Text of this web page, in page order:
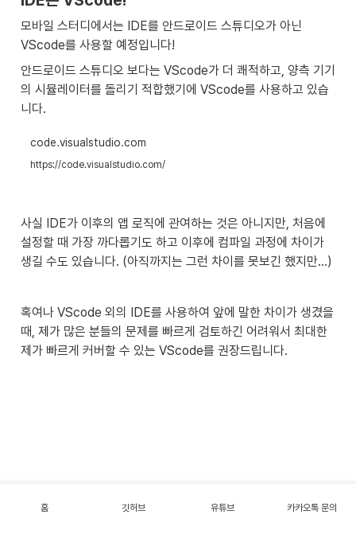
모바일 스터디에서는 IDE를 안드로이드 스튜디오가 아닌
VScode를 사용할 예정입니다!
안드로이드 스튜디오 보다는 VScode가 더 쾌적하고, 양측 기기
의 시뮬레이터를 돌리기 적합했기에 VScode를 사용하고 있습
니다.
code.visualstudio.com
https://code.visualstudio.com/
사실 IDE가 이후의 앱 로직에 관여하는 것은 아니지만, 처음에
설정할 때 가장 까다롭기도 하고 이후에 컴파일 과정에 차이가
생길 수도 있습니다. (아직까지는 그런 차이를 못보긴 했지만…)
혹여나 VScode 외의 IDE를 사용하여 앞에 말한 차이가 생겼을
때, 제가 많은 분들의 문제를 빠르게 검토하긴 어려워서 최대한
제가 빠르게 커버할 수 있는 VScode를 권장드립니다.
홈 깃허브 유튜브 카카오톡 문의